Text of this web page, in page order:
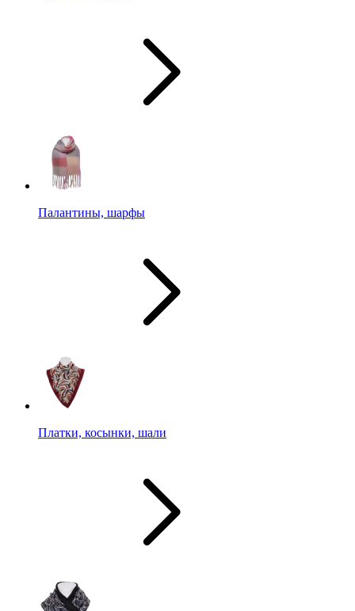
Палантины, шарфы
Платки, косынки, шали